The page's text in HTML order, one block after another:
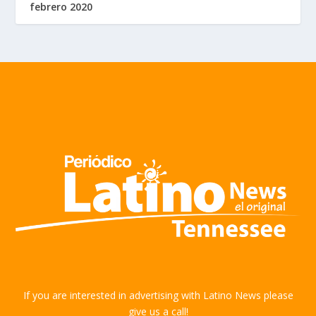
febrero 2020
If you are interested in advertising with Latino News please
give us a call!